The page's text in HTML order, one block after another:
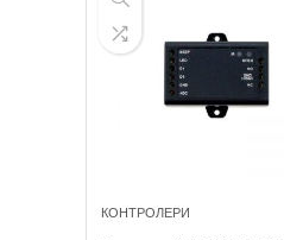
КОНТРОЛЕРИ